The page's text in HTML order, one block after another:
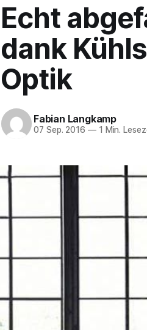
Echt
dank
Optik
Fabian Langkamp
07 Sep. 2016 —1 Min.